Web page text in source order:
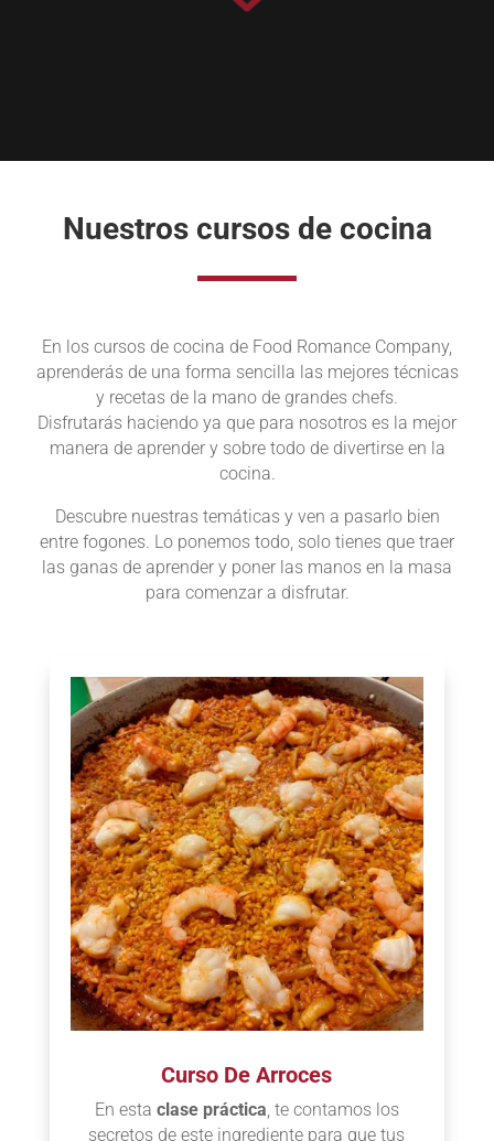
Nuestros cursos de cocina
En los cursos de cocina de Food Romance Company,
aprenderás de una forma sencilla las mejores técnicas
y recetas de la mano de grandes chefs.
Disfrutarás haciendo ya que para nosotros es la mejor
manera de aprender y sobre todo de divertirse en la
cocina.
Descubre nuestras temáticas y ven a pasarlo bien
entre fogones. Lo ponemos todo, solo tienes que traer
las ganas de aprender y poner las manos en la masa
para comenzar a disfrutar.
Curso De Arroces
En esta clase práctica , te contamos los
secretos de este ingrediente para que tus